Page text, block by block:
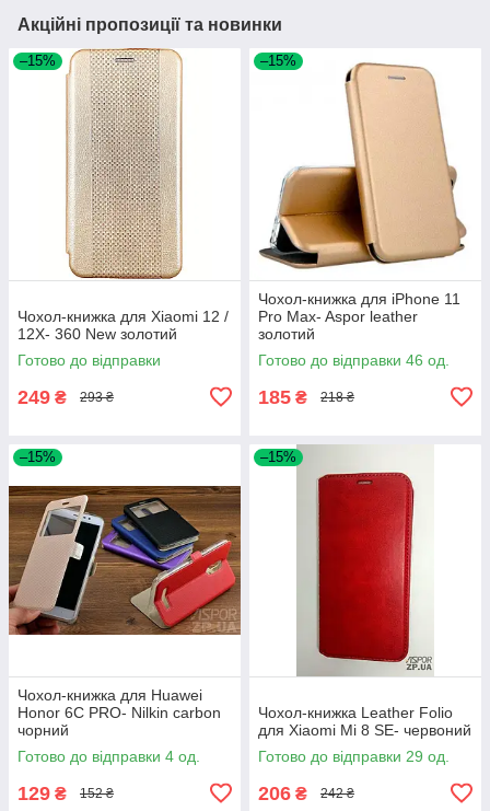
Акційні пропозиції та новинки
–15%
Чохол-книжка для Xiaomi 12 /
12X- 360 New золотий
Готово до відправки
249 ₴ 293 ₴
–15%
Чохол-книжка для iPhone 11
Pro Max- Aspor leather
золотий
Готово до відправки 46 од.
185 ₴ 218 ₴
–15%
Чохол-книжка для Huawei
Honor 6C PRO- Nilkin carbon
чорний
Готово до відправки 4 од.
129 ₴ 152 ₴
–15%
Чохол-книжка Leather Folio
для Xiaomi Mi 8 SE- червоний
Готово до відправки 29 од.
206 ₴ 242 ₴